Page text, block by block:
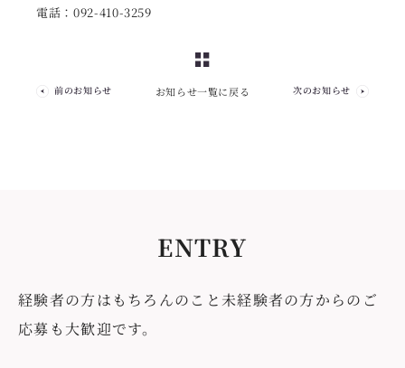
電話：092-410-3259
前のお知らせ お知らせ一覧に戻る 次のお知らせ
ENTRY
経験者の方はもちろんのこと未経験者の方からのご
応募も大歓迎です。